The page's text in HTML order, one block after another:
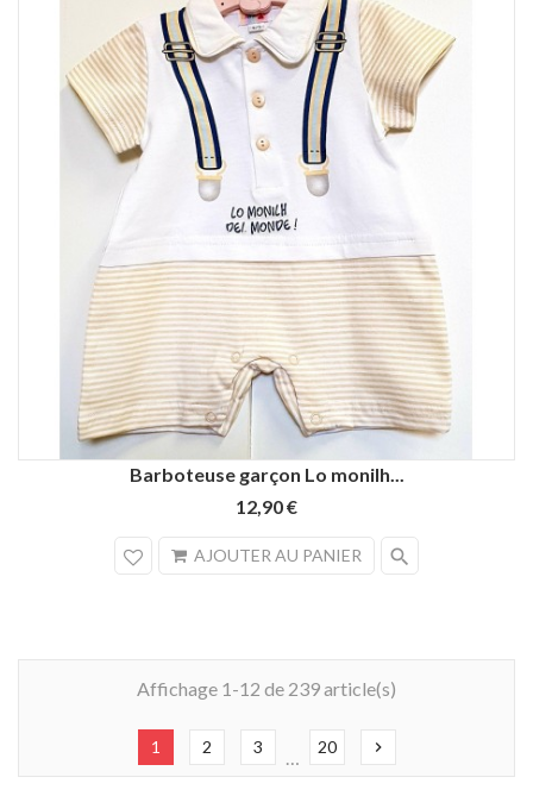
Beige
Bleu
lagon
Bleu
pâle
Barboteuse garçon Lo monilh...
12,90 €
AJOUTER AU PANIER search
Affichage 1-12 de 239 article(s)
1 2 3 20 chevron_right